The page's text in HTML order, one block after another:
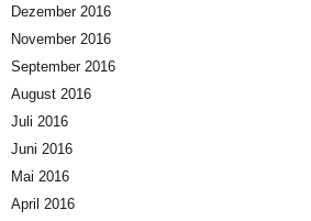
Dezember 2016
November 2016
September 2016
August 2016
Juli 2016
Juni 2016
Mai 2016
April 2016